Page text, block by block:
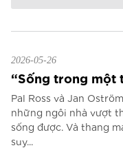
2026-05-26
“Sống trong một
Pal Ross và Jan
những ngôi nhà vượt
sống được. Và thang
suy...